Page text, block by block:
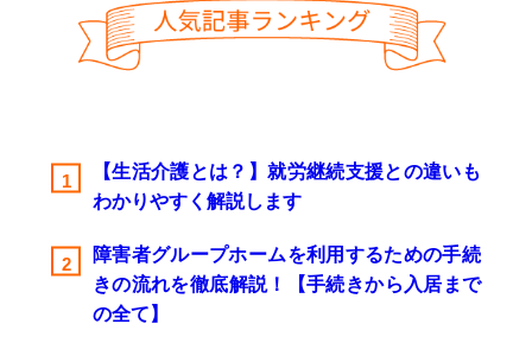
【生活介護とは？】就労継続支援との違いも
わかりやすく解説します
障害者グループホームを利用するための手続
きの流れを徹底解説！【手続きから入居まで
の全て】